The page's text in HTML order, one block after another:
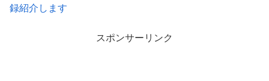
録紹介します
スポンサーリンク